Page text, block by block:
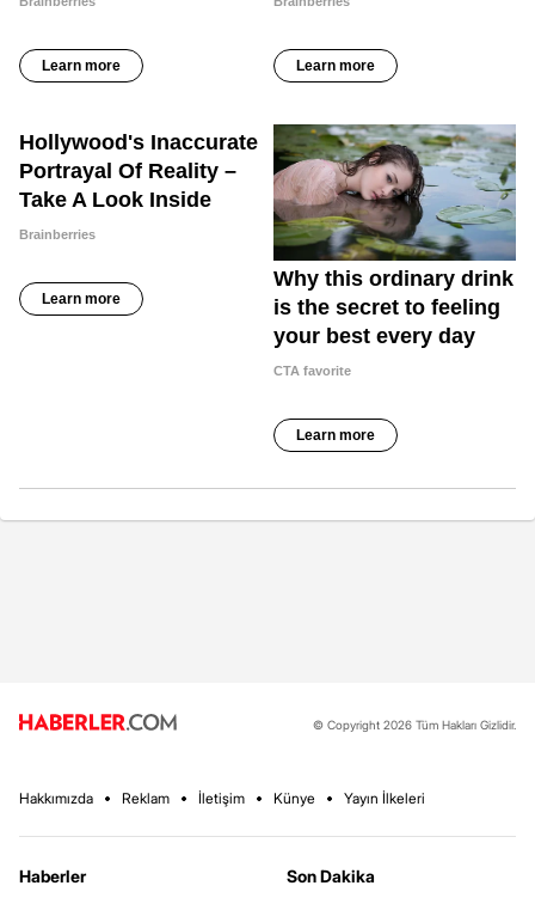
© Copyright 2026 Tüm Hakları Gizlidir.
Hakkımızda Reklam İletişim Künye Yayın İlkeleri
Haberler
Son Dakika